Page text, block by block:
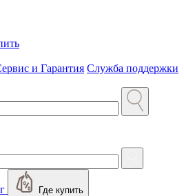
и Гарантия Служба поддержки
Где купить